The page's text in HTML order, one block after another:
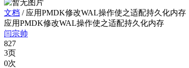
文档 / 应用PMDK修改WAL操作使之适配持久化内存
应用PMDK修改WAL操作使之适配持久化内存
闫宗帅
827
3页
0次